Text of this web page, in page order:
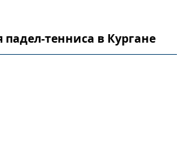
тенниса в Кургане